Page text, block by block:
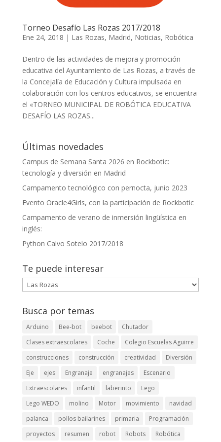
panel
panel
panel
panel
panel
panel
satın al
panel
panel
panel
panel
panel
panel
panel
panel
panel
panel
panel
Torneo Desafío Las Rozas 2017/2018
Ene 24, 2018 | Las Rozas, Madrid, Noticias, Robótica
Dentro de las actividades de mejora y promoción
educativa del Ayuntamiento de Las Rozas, a través de
la Concejalía de Educación y Cultura impulsada en
colaboración con los centros educativos, se encuentra
el «TORNEO MUNICIPAL DE ROBÓTICA EDUCATIVA
DESAFÍO LAS ROZAS...
Últimas novedades
Campus de Semana Santa 2026 en Rockbotic:
tecnología y diversión en Madrid
Campamento tecnológico con pernocta, junio 2023
Evento Oracle4Girls, con la participación de Rockbotic
Campamento de verano de inmersión lingüística en
inglés:
Python Calvo Sotelo 2017/2018
Te puede interesar
Te
puede
interesar
Busca por temas
Arduino Bee-bot beebot
Chutador
Clases extraescolares
Coche
Colegio Escuelas Aguirre
construcciones
construcción creatividad
Diversión
Eje
ejes Engranaje engranajes
Escenario
Extraescolares
infantil laberinto
Lego
Lego WEDO
molino Motor movimiento
navidad
palanca
pollos bailarines primaria
Programación
proyectos
resumen robot Robots
Robótica